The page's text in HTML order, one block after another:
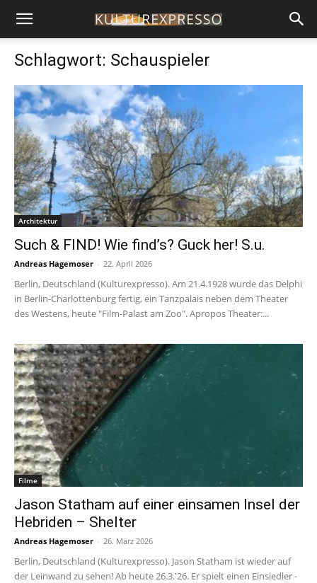
Schlagwort: Schauspieler
Architektur
Such & FIND! Wie find’s? Guck her! S.u.
Andreas Hagemoser - 22. April 2026
Berlin, Deutschland (Kulturexpresso). Am 21.4.1928 wurde das Delphi
in Berlin-Charlottenburg fertig, ein Tanzpalais neben dem Theater
des Westens, heute "Film-Palast am Zoo". Apropos Theater:...
Filme
Jason Statham auf einer einsamen Insel der
Hebriden – Shelter
Andreas Hagemoser - 26. März 2026
Berlin, Deutschland (Kulturexpresso). Jason Statham ist wieder auf
der Leinwand zu sehen! Ab heute 26.3.'26. Er spielt einen Einsiedler -